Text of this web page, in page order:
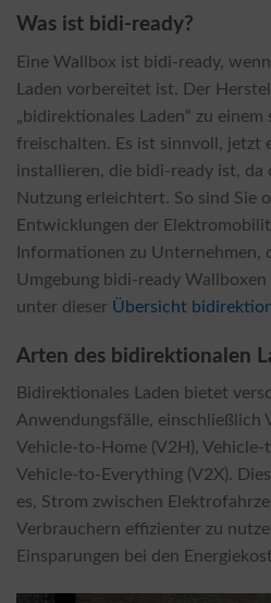
Was ist bidi-ready?
Eine Wallbox ist bidi-ready,
Laden vorbereitet ist. Der
„bidirektionales Laden“ zu
freischalten. Es ist sinnvoll, jetzt
installieren, die bidi-ready ist, da
Nutzung erleichtert. So sind Sie
Entwicklungen der
Informationen zu Unternehmen,
Umgebung bidi-ready
unter dieser Übersicht
Arten des bidirektionalen
Bidirektionales Laden bietet
Anwendungsfälle, einschließlich
Vehicle-to-Home (V2H), Vehicle-
Vehicle-to-Everything (V2X).
es, Strom zwischen
Verbrauchern effizienter zu
Einsparungen bei den